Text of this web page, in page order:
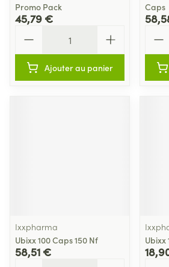
Promo Pack
45,79 €
Ajouter au panier
Caps
Ixxpharma
Ubixx 100 Caps 150 Nf
58,51 €
Ubixx